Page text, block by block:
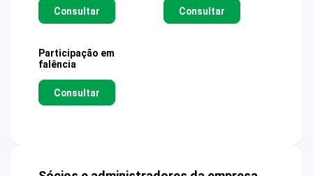
Consultar Consultar
Participação em
falência
Consultar